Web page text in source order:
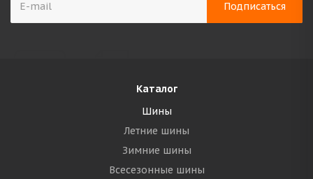
Каталог
Шины
Летние шины
Зимние шины
Всесезонные шины